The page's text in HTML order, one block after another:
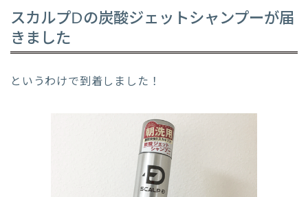
スカルプDの炭酸ジェットシャンプーが届
きました
というわけで到着しました！